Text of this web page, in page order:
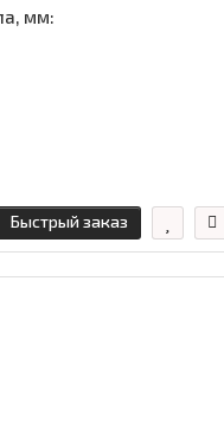
мм:
Быстрый заказ